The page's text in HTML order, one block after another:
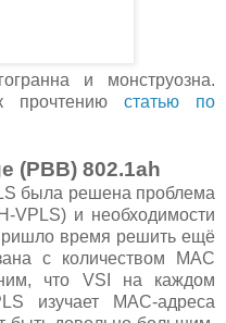
и монструозна.
прочтению статью по
(PBB) 802.1ah
была решена проблема
VPLS) и необходимости
время решить ещё
с количеством MAC
что VSI на каждом
изучает MAC-адреса